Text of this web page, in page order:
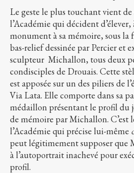
Le geste le plus touchant vient de
l’Académie qui décident
monument à sa mémoire, sous la
bas-relief dessinée par Percier et
sculpteur Michallon, tous deux
condisciples de Drouais. Cette
est apposée sur un des piliers de
Via Lata. Elle comporte dans sa
médaillon présentant le profil du
de mémoire par Michallon. C’est
l’Académie qui précise lui-même
peut légitimement supposer que
à l’autoportrait inachevé pour
profil.